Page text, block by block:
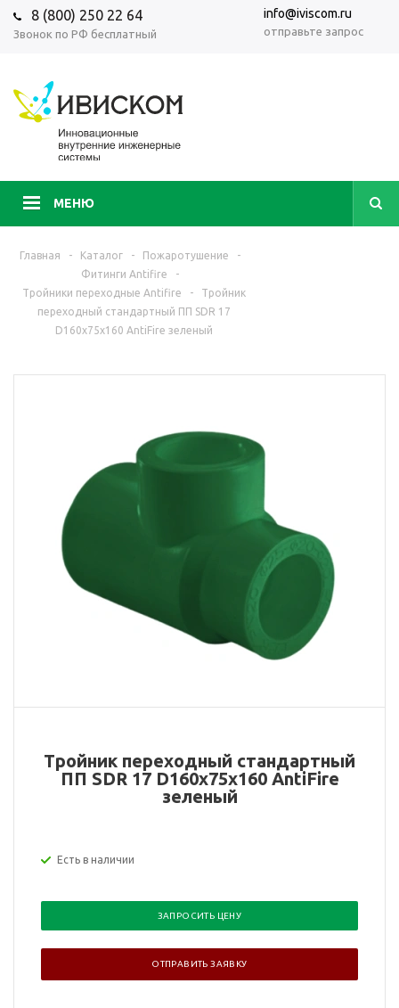
8 (800) 250 22 64
Звонок по РФ бесплатный
info@iviscom.ru
отправьте запрос
МЕНЮ
Главная - Каталог - Пожаротушение
-
Фитинги Antifire
-
Тройники переходные Antifire
-
Тройник
переходный стандартный ПП SDR 17
D160х75х160 AntiFire зеленый
Тройник переходный стандартный
ПП SDR 17 D160х75х160 AntiFire
зеленый
Есть в наличии
ЗАПРОСИТЬ ЦЕНУ
ОТПРАВИТЬ ЗАЯВКУ